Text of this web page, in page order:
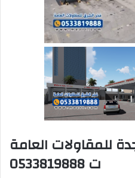
للمقاولات العامة
ت 0533819888